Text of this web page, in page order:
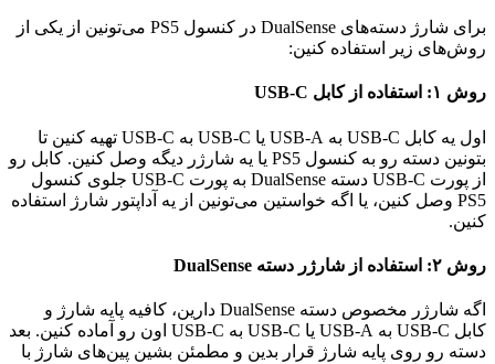
برای شارژ دسته‌های DualSense در کنسول PS5 می‌تونین از یکی از
روش‌های زیر استفاده کنین:
روش ۱: استفاده از کابل USB-C
اول یه کابل USB-C به USB-A یا USB-C به USB-C تهیه کنین تا
بتونین دسته رو به کنسول PS5 یا یه شارژر دیگه وصل کنین. کابل رو
از پورت USB-C دسته DualSense به پورت USB-C جلوی کنسول
PS5 وصل کنین، یا اگه خواستین می‌تونین از یه آداپتور شارژ استفاده
کنین.
روش ۲: استفاده از شارژر دسته DualSense
اگه شارژر مخصوص دسته DualSense دارین، کافیه پایه شارژ و
کابل USB-C به USB-A یا USB-C به USB-C اون رو آماده کنین. بعد
دسته رو روی پایه شارژ قرار بدین و مطمئن بشین پین‌های شارژ با